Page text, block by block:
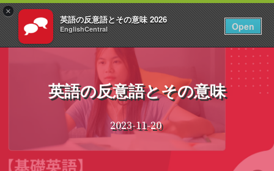
×
英語の反意語とその意味 2026
EnglishCentral Open
ログイン JA
コ
キ
英語の反意語とその意味
2023-11-20